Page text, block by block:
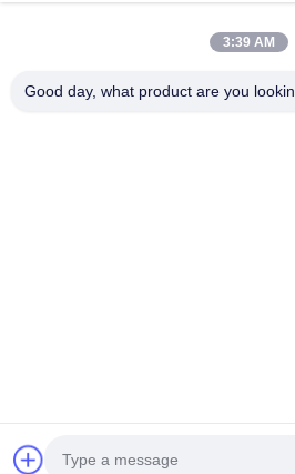
In hohem Grade leistungsfähige
Brunnenbohrungs-Anlage SIN600,
3:39 AM
Good day, what product are you